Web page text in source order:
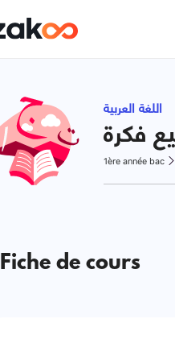
اللغة العربية
فكرة
1ère année bac
Fiche de cours